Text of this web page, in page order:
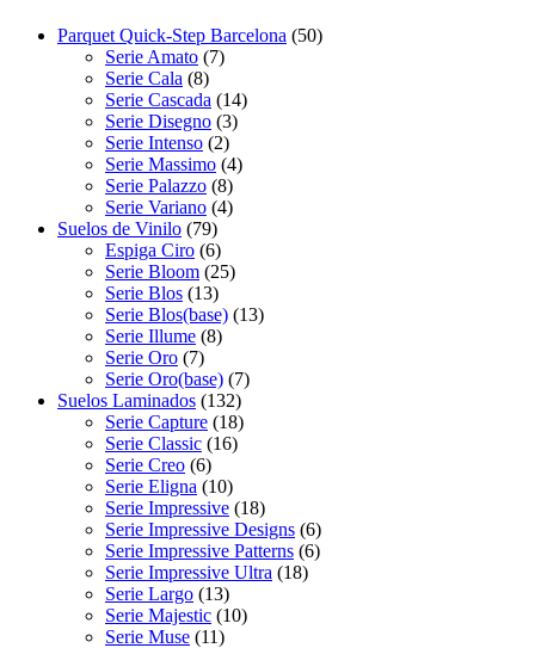
Parquet Quick-Step Barcelona (50)
Serie Amato (7)
Serie Cala (8)
Serie Cascada (14)
Serie Disegno (3)
Serie Intenso (2)
Serie Massimo (4)
Serie Palazzo (8)
Serie Variano (4)
Suelos de Vinilo (79)
Espiga Ciro (6)
Serie Bloom (25)
Serie Blos (13)
Serie Blos(base) (13)
Serie Illume (8)
Serie Oro (7)
Serie Oro(base) (7)
Suelos Laminados (132)
Serie Capture (18)
Serie Classic (16)
Serie Creo (6)
Serie Eligna (10)
Serie Impressive (18)
Serie Impressive Designs (6)
Serie Impressive Patterns (6)
Serie Impressive Ultra (18)
Serie Largo (13)
Serie Majestic (10)
Serie Muse (11)